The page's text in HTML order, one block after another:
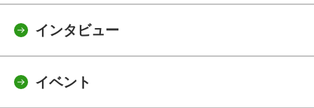
インタビュー
イベント